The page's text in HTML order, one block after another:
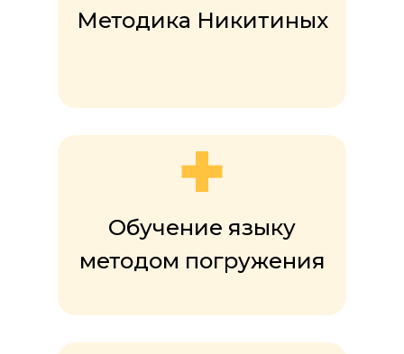
Методика Никитиных
Обучение языку
методом погружения